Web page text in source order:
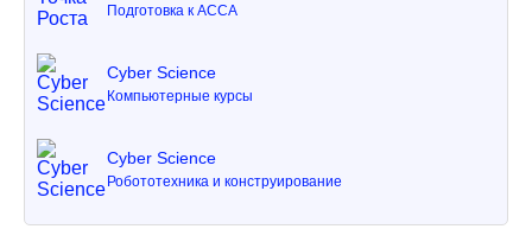
Подготовка к ACCA
Cyber Science
Компьютерные курсы
Cyber Science
Робототехника и конструирование